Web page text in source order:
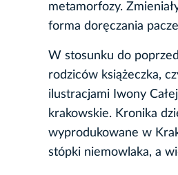
metamorfozy.
forma doręczania
W stosunku do
rodziców książeczka,
ilustracjami Iwony
krakowskie. Kronika
wyprodukowane w
stópki niemowlaka, a